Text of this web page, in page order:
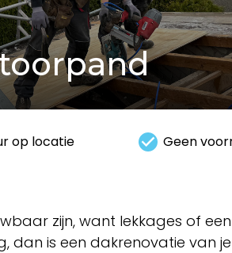
op locatie Geen
zijn, want lekkages of
is een dakrenovatie van